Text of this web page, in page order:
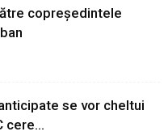
copreședintele
se vor cheltui
cere...